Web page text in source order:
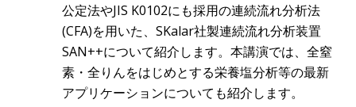
公定法やJIS K0102にも採用の連続流れ分析法
(CFA)を用いた、SKalar社製連続流れ分析装置
SAN++について紹介します。本講演では、全窒
素・全りんをはじめとする栄養塩分析等の最新
アプリケーションについても紹介します。